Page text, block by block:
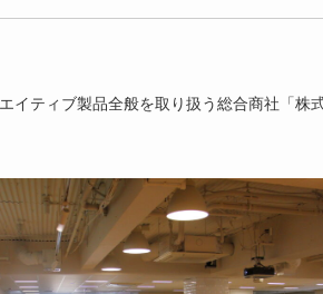
イティブ製品全般を取り扱う総合商社「株